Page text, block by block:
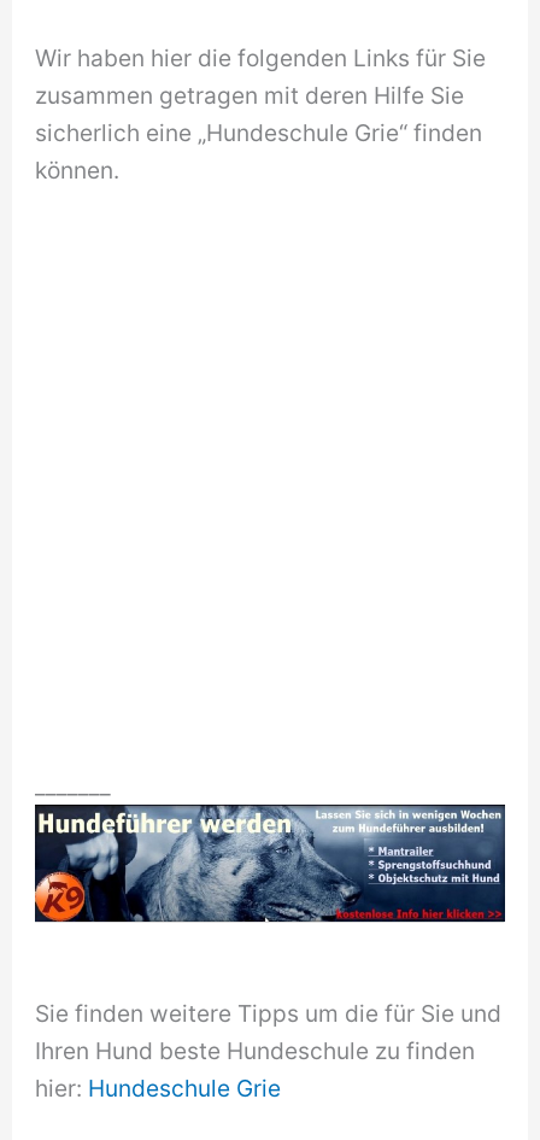
Wir haben hier die folgenden Links für Sie
zusammen getragen mit deren Hilfe Sie
sicherlich eine „Hundeschule Grie“ finden
können.
Sie finden weitere Tipps um die für Sie und
Ihren Hund beste Hundeschule zu finden
hier: Hundeschule Grie